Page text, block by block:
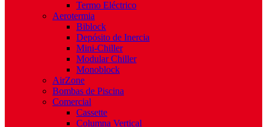
Termo Eléctrico
Aerotermia
Biblock
Depósito de Inercia
Mini-Chiller
Modular Chiller
Monoblock
AirZone
Bombas de Piscina
Comercial
Cassette
Columna Vertical